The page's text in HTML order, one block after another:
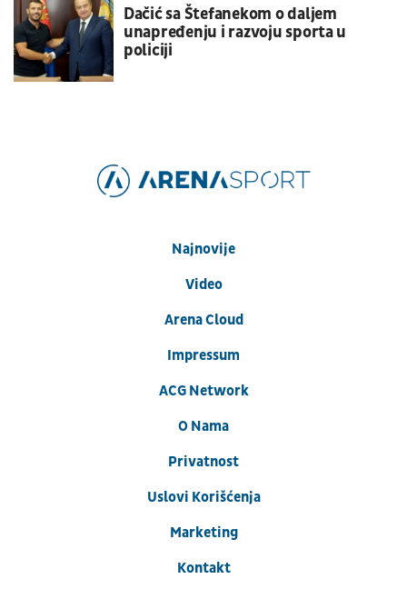
Dačić sa Štefanekom o daljem
unapređenju i razvoju sporta u
policiji
Najnovije
Video
Arena Cloud
Impressum
ACG Network
O Nama
Privatnost
Uslovi Korišćenja
Marketing
Kontakt